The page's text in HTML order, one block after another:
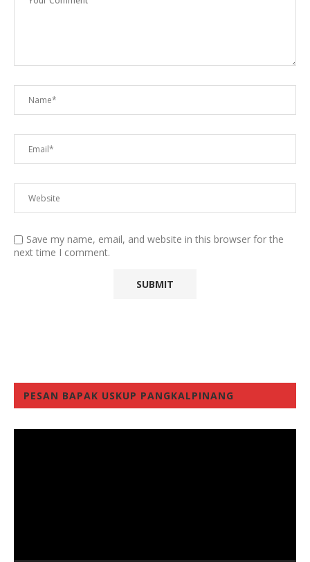
Save my name, email, and website in this browser for the
next time I comment.
PESAN BAPAK USKUP PANGKALPINANG